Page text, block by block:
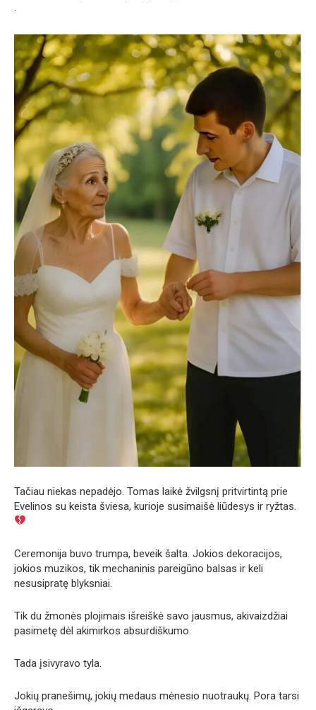
.
Tačiau niekas nepadėjo. Tomas laikė žvilgsnį pritvirtintą prie
Evelinos su keista šviesa, kurioje susimaišė liūdesys ir ryžtas.
Ceremonija buvo trumpa, beveik šalta. Jokios dekoracijos,
jokios muzikos, tik mechaninis pareigūno balsas ir keli
nesusipratę blyksniai.
Tik du žmonės plojimais išreiškė savo jausmus, akivaizdžiai
pasimetę dėl akimirkos absurdiškumo.
Tada įsivyravo tyla.
Jokių pranešimų, jokių medaus mėnesio nuotraukų. Pora tarsi